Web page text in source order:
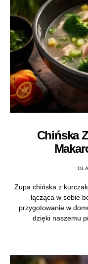
Chińska
OLA
Zupa chińska z
łącząca w sobie
przygotowanie w
dzięki naszemu